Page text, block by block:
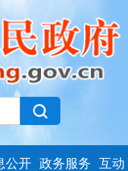
公开 政务服务 互动